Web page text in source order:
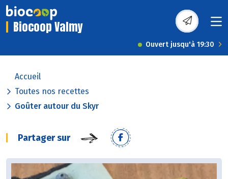
Biocoop Valmy
Ouvert jusqu'à 19:30
Accueil
Toutes nos recettes
Goûter autour du Skyr
Partager sur